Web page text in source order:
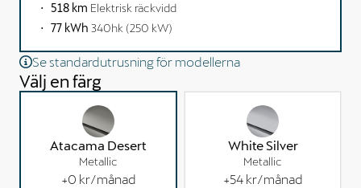
518 km Elektrisk räckvidd
77 kWh 340hk (250 kW)
Se standardutrusning för modellerna
Välj en färg
Atacama Desert
Metallic
+0 kr/månad
White Silver
Metallic
+54 kr/månad